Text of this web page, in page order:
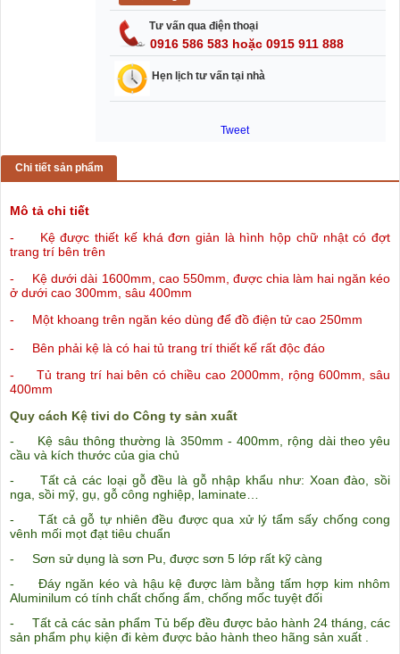
Tư vấn qua điện thoại
0916 586 583 hoặc 0915 911 888
Hẹn lịch tư vấn tại nhà
Tweet
Chi tiết sản phẩm
Mô tả chi tiết
- Kệ được thiết kế khá đơn giản là hình hộp chữ nhật có đợt
trang trí bên trên
- Kệ dưới dài 1600mm, cao 550mm, được chia làm hai ngăn kéo
ở dưới cao 300mm, sâu 400mm
- Một khoang trên ngăn kéo dùng để đồ điện tử cao 250mm
- Bên phải kệ là có hai tủ trang trí thiết kế rất độc đáo
- Tủ trang trí hai bên có chiều cao 2000mm, rộng 600mm, sâu
400mm
Quy cách Kệ tivi do Công ty sản xuất
- Kệ sâu thông thường là 350mm - 400mm, rộng dài theo yêu
cầu và kích thước của gia chủ
- Tất cả các loại gỗ đều là gỗ nhập khẩu như: Xoan đào, sồi
nga, sồi mỹ, gụ, gỗ công nghiệp, laminate…
- Tất cả gỗ tự nhiên đều được qua xử lý tẩm sấy chống cong
vênh mối mọt đạt tiêu chuẩn
- Sơn sử dụng là sơn Pu, được sơn 5 lớp rất kỹ càng
- Đáy ngăn kéo và hậu kệ được làm bằng tấm hợp kim nhôm
Aluminilum có tính chất chống ẩm, chống mốc tuyệt đối
- Tất cả các sản phẩm Tủ bếp đều được bảo hành 24 tháng, các
sản phẩm phụ kiện đi kèm được bảo hành theo hãng sản xuất .